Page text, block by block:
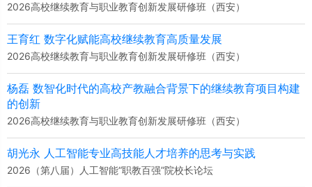
2026高校继续教育与职业教育创新发展研修班（西安）
王育红 数字化赋能高校继续教育高质量发展
2026高校继续教育与职业教育创新发展研修班（西安）
杨磊 数智化时代的高校产教融合背景下的继续教育项目构建
的创新
2026高校继续教育与职业教育创新发展研修班（西安）
胡光永 人工智能专业高技能人才培养的思考与实践
2026（第八届）人工智能“职教百强”院校长论坛